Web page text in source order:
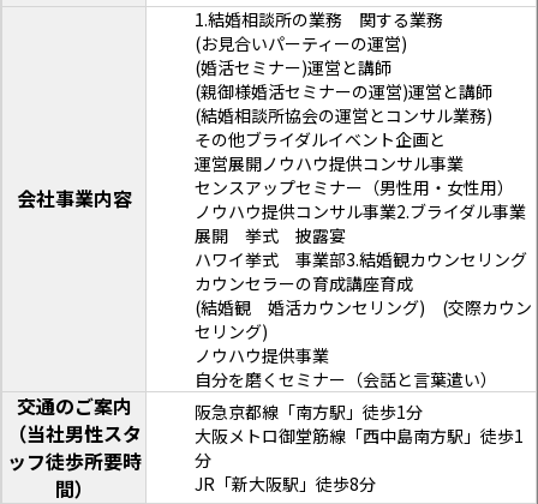
会社事業内容
1.結婚相談所の業務 関する業務
(お見合いパーティーの運営)
(婚活セミナー)運営と講師
(親御様婚活セミナーの運営)運営と講師
(結婚相談所協会の運営とコンサル業務)
その他ブライダルイベント企画と
運営展開ノウハウ提供コンサル事業
センスアップセミナー（男性用・女性用）
ノウハウ提供コンサル事業2.ブライダル事業
展開 挙式 披露宴
ハワイ挙式 事業部3.結婚観カウンセリング
カウンセラーの育成講座育成
(結婚観 婚活カウンセリング) (交際カウン
セリング)
ノウハウ提供事業
自分を磨くセミナー（会話と言葉遣い）
交通のご案内
（当社男性スタ
ッフ徒歩所要時
間）
阪急京都線「南方駅」徒歩1分
大阪メトロ御堂筋線「西中島南方駅」徒歩1
分
JR「新大阪駅」徒歩8分